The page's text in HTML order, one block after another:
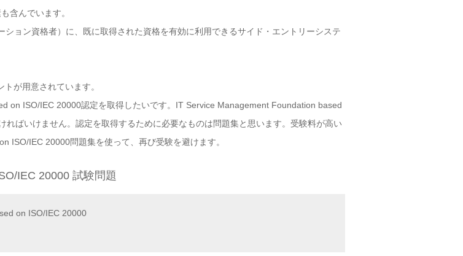
含んでいます。
ョン資格者）に、既に取得された資格を有効に利用できるサイド・エントリーシステ
が用意されています。
on ISO/IEC 20000認定を取得したいです。IT Service Management Foundation based
ばいけません。認定を取得するために必要なものは問題集と思います。受験料が高い
ISO/IEC 20000問題集を使って、再び受験を避けます。
IEC 20000 試験問題
on ISO/IEC 20000